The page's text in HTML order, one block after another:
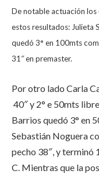
De notable actuación
estos resultados: Julieta
quedó 3° en 100mts
31″ en premaster.
Por otro lado Carla
40″ y 2° e 50mts
Barrios quedó 3° en
Sebastián Noguera
pecho 38″, y terminó
C. Mientras que la